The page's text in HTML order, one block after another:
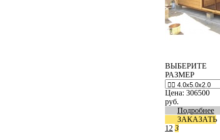
ВЫБЕРИТЕ
РАЗМЕР
Цена: 306500
руб.
Подробнее
ЗАКАЗАТЬ
1 2 3